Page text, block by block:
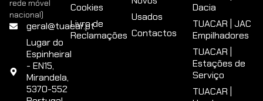
rede móvel
nacional)
geral@tuacar.pt
Lugar do
Espinheiral
- EN15,
Mirandela,
5370-552
Cookies
Livro de
Reclamações
Usados
Contactos
Dacia
TUACAR | JAC
Empilhadores
TUACAR |
Estações de
Serviço
TUACAR |